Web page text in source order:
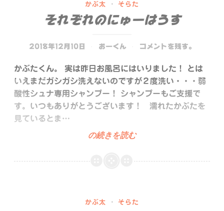
かぶ太 · そらた
それぞれのにゅーはうす
2018年12月10日 おーくん コメントを残す。
かぶたくん。 実は昨日お風呂にはいりました！ とは
いえまだガシガシ洗えないのですが２度洗い・・・弱
酸性シュナ専用シャンプー！ シャンプーもご支援で
す。いつもありがとうございます！ 濡れたかぶたを
見ているとま…
そ
ぞ
に
の続きを読む
かぶ太 · そらた